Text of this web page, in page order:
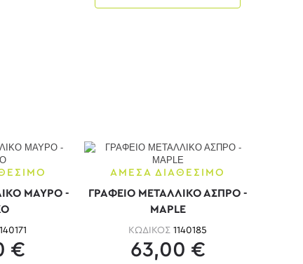
ΜΑΥΡΟ -
€
ΑΜΕΣΑ ΔΙΑΘΕΣΙΜΟ
ΓΡΑΦΕΙΟ ΜΕΤΑΛΛΙΚΟ ΑΣΠΡΟ -
MAPLE
ΚΩΔΙΚΟΣ1140185
63,00 €